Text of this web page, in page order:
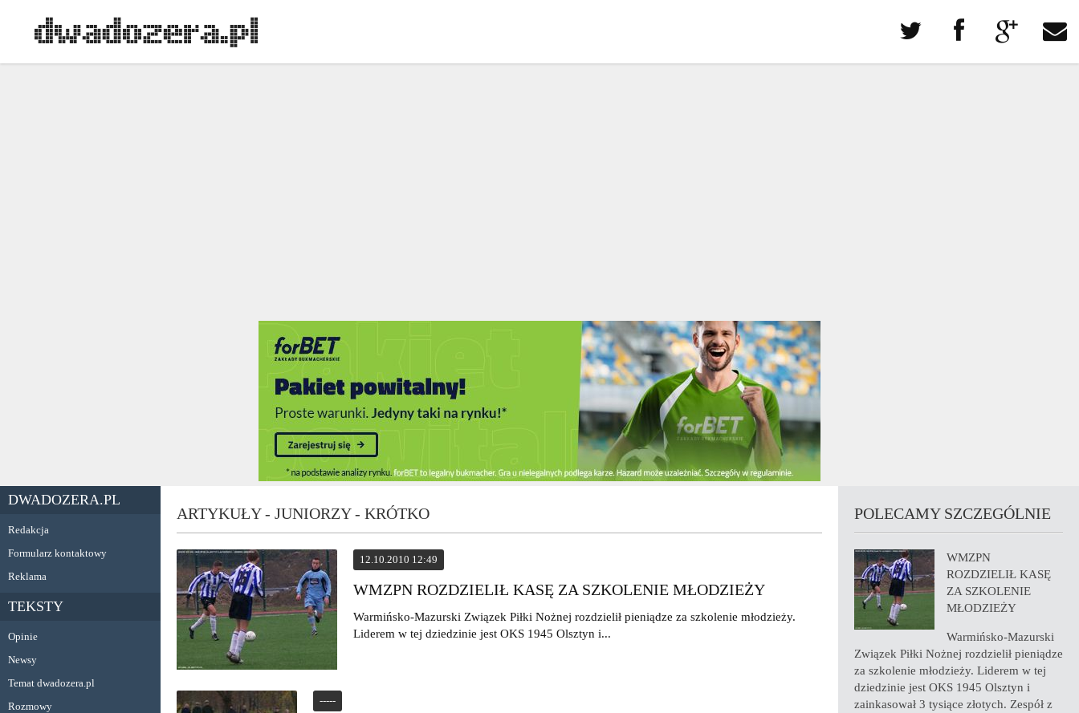
DWADOZERA.PL
Redakcja
Formularz kontaktowy
Reklama
TEKSTY
Opinie
Newsy
Temat dwadozera.pl
Rozmowy
ARTYKUŁY - JUNIORZY - KRÓTKO
12.10.2010 12:49
WMZPN ROZDZIELIŁ KASĘ ZA SZKOLENIE MŁODZIEŻY
Warmińsko-Mazurski Związek Piłki Nożnej rozdzielił pieniądze za szkolenie młodzieży.
Liderem w tej dziedzinie jest OKS 1945 Olsztyn i...
-----
POLECAMY SZCZEGÓLNIE
WMZPN
ROZDZIELIŁ KASĘ
ZA SZKOLENIE
MŁODZIEŻY
Warmińsko-Mazurski
Związek Piłki Nożnej rozdzielił pieniądze
za szkolenie młodzieży. Liderem w tej
dziedzinie jest OKS 1945 Olsztyn i
zainkasował 3 tysiące złotych. Zespół z